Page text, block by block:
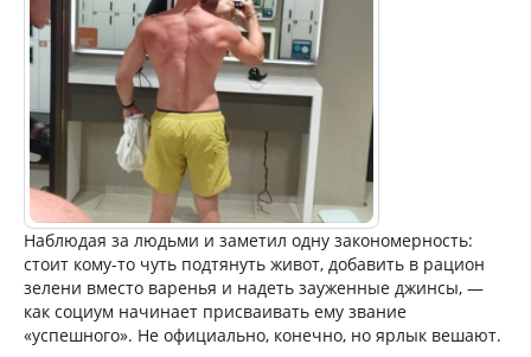
Наблюдая за людьми и заметил одну закономерность:
стоит кому-то чуть подтянуть живот, добавить в рацион
зелени вместо варенья и надеть зауженные джинсы, —
как социум начинает присваивать ему звание
«успешного». Не официально, конечно, но ярлык вешают.